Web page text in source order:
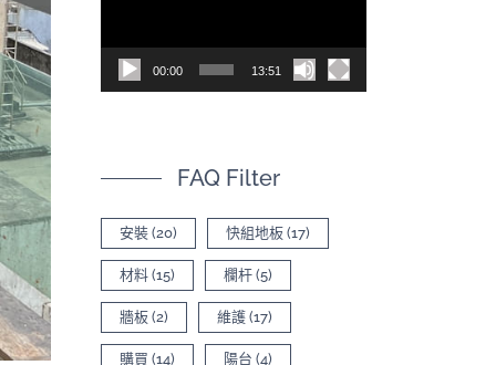
，內容有
差異
放
00:00 13:51
FAQ Filter
安裝 (20) 快組地板 (17)
材料 (15) 欄杆 (5)
牆板 (2) 維護 (17)
購買 (14) 陽台 (4)